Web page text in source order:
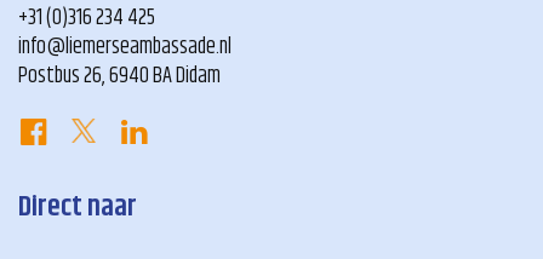
+31 (0)316 234 425
info@liemerseambassade.nl
Postbus 26, 6940 BA Didam
Direct naar